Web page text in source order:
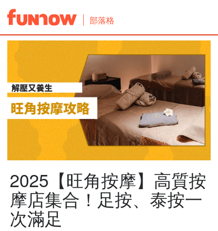
部落格
2025【旺角按摩】高質按
摩店集合！足按、泰按一
次滿足